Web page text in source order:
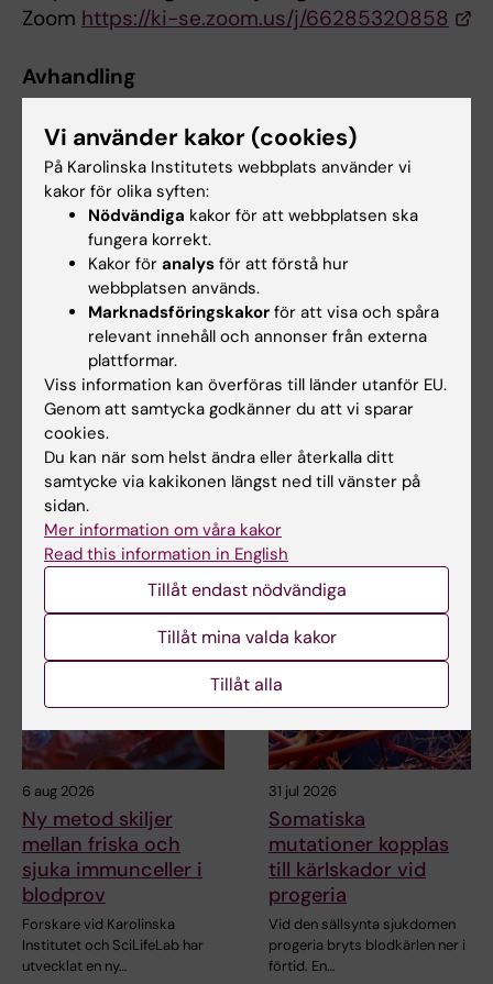
Zoom https://ki-se.zoom.us/j/66285320858
Avhandling
experiences of eHealth in the care of
abdominal aortic aneurysm
Hjärt-kärlsjukdomar
Uppdaterad av:
Lilian Pagrot 2020-08-21
Dela
Relaterade artiklar
6 aug 2026
Ny metod skiljer
mellan friska och
sjuka immunceller i
blodprov
Forskare vid Karolinska
Institutet och SciLifeLab har
utvecklat en ny…
31 jul 2026
Somatiska
mutationer kopplas
till kärlskador vid
progeria
Vid den sällsynta sjukdomen
progeria bryts blodkärlen ner i
förtid. En…
Vi använder kakor (cookies)
På Karolinska Institutets webbplats använder vi
kakor för olika syften:
Nödvändiga kakor för att webbplatsen ska
fungera korrekt.
Kakor för analys för att förstå hur
webbplatsen används.
Marknadsföringskakor för att visa och spåra
relevant innehåll och annonser från externa
plattformar.
Viss information kan överföras till länder utanför EU.
Genom att samtycka godkänner du att vi sparar
cookies.
Du kan när som helst ändra eller återkalla ditt
samtycke via kakikonen längst ned till vänster på
sidan.
Mer information om våra kakor
Read this information in English
Tillåt endast nödvändiga
Tillåt mina valda kakor
Tillåt alla